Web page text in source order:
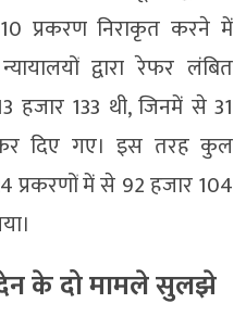
प्रकरण निराकृत करने में
द्वारा रेफर लंबित
हजार 133 थी, जिनमें से 31
दिए गए। इस तरह कुल
प्रकरणों में से 92 हजार 104
के दो मामले सुलझे